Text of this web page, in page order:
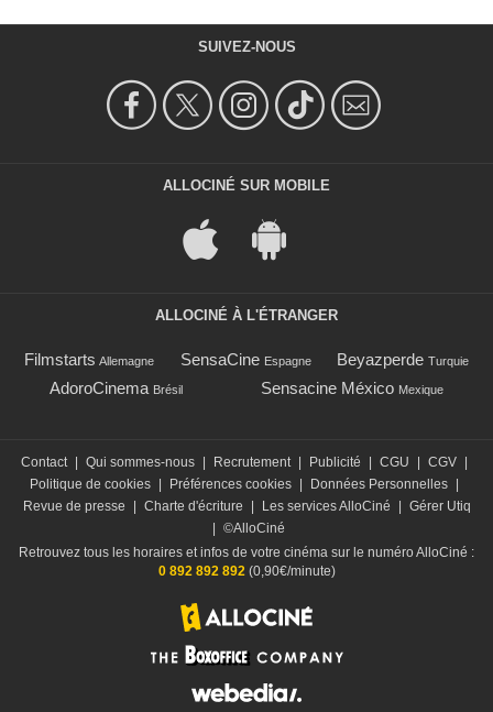
SUIVEZ-NOUS
ALLOCINÉ SUR MOBILE
ALLOCINÉ À L'ÉTRANGER
Filmstarts Allemagne SensaCine Espagne Beyazperde Turquie
AdoroCinema Brésil Sensacine México Mexique
Contact Qui sommes-nous Recrutement Publicité CGU CGV
Politique de cookies
Préférences cookies Données Personnelles
Revue de presse
Charte d'écriture Les services AlloCiné
Gérer Utiq
©AlloCiné
Retrouvez tous les horaires et infos de votre cinéma sur le numéro AlloCiné :
0 892 892 892(0,90€/minute)